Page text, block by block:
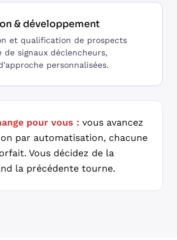
& développement
et qualification de prospects
de signaux déclencheurs,
personnalisées.
pour vous : vous avancez
par automatisation, chacune
Vous décidez de la
la précédente tourne.